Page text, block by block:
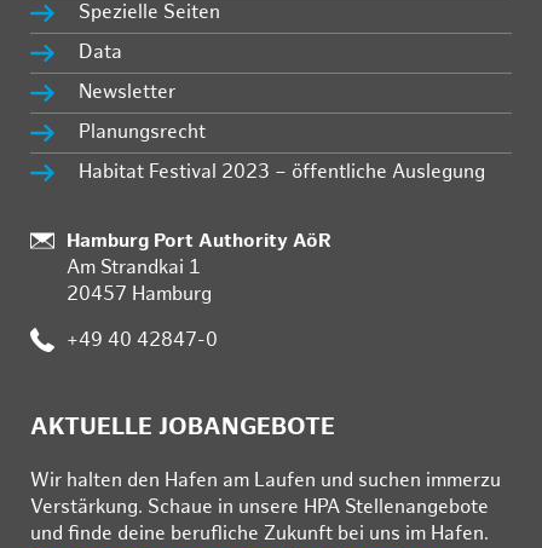
Spezielle Seiten
Data
Newsletter
Planungsrecht
Habitat Festival 2023 – öffentliche Auslegung
Standort:
Hamburg Port Authority AöR
Am Strandkai 1
20457 Hamburg
Telefon:
+49 40 42847-0
AKTUELLE JOBANGEBOTE
Wir hal­ten den Ha­fen am Lau­fen und su­chen im­mer­zu
Ver­stär­kung. Schau­e in un­se­re HPA Stel­len­an­ge­bo­te
und fin­de deine be­ruf­li­che Zu­kunft bei uns im Ha­fen.